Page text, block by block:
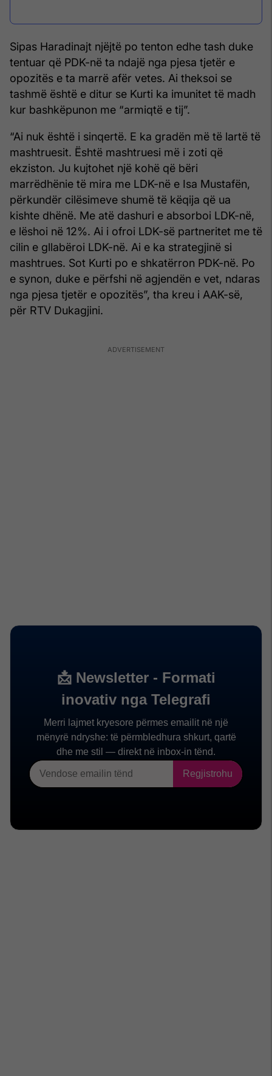
Sipas Haradinajt njëjtë po tenton edhe tash duke
tentuar që PDK-në ta ndajë nga pjesa tjetër e
opozitës e ta marrë afër vetes. Ai theksoi se
tashmë është e ditur se Kurti ka imunitet të madh
kur bashkëpunon me “armiqtë e tij”.
“Ai nuk është i sinqertë. E ka gradën më të lartë të
mashtruesit. Është mashtruesi më i zoti që
ekziston. Ju kujtohet një kohë që bëri
marrëdhënie të mira me LDK-në e Isa Mustafën,
përkundër cilësimeve shumë të këqija që ua
kishte dhënë. Me atë dashuri e absorboi LDK-në,
e lëshoi në 12%. Ai i ofroi LDK-së partneritet me të
cilin e gllabëroi LDK-në. Ai e ka strategjinë si
mashtrues. Sot Kurti po e shkatërron PDK-në. Po
e synon, duke e përfshi në agjendën e vet, ndaras
nga pjesa tjetër e opozitës”, tha kreu i AAK-së,
për RTV Dukagjini.